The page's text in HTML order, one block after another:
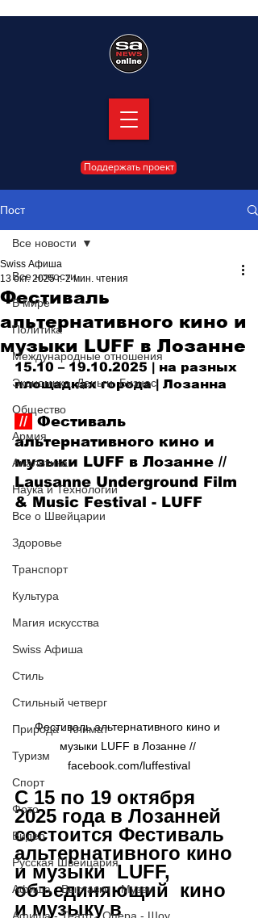
Поддержать проект
Пост
Все новости
В мире
Политика
Международные отношения
Экономика. Деньги. Бизнес
Общество
Армия
Аналитика
Наука и Технологии
Все о Швейцарии
Здоровье
Транспорт
Культура
Магия искусства
Swiss Афиша
Стиль
Стильный четверг
Природа - Климат
Туризм
Спорт
Фото
Видео
Русская Швейцария
Афиша - Выставки - Музеи
Все новости
Фестиваль
альтернативного кино и
музыки LUFF в Лозанне
Swiss Афиша
13 окт. 2025 г. 2 мин. чтения
15.10 – 19.10.2025 | на разных
площадках города | Лозанна
// Фестиваль
альтернативного кино и
музыки LUFF в Лозанне //
Lausanne Underground Film
& Music Festival - LUFF
Фестиваль альтернативного кино и
музыки LUFF в Лозанне //
facebook.com/luffestival
С 15 по 19 октября
2025 года в Лозанней
состоится Фестиваль
альтернативного кино
и музыки  LUFF,
объединяющий  кино
и музыку в